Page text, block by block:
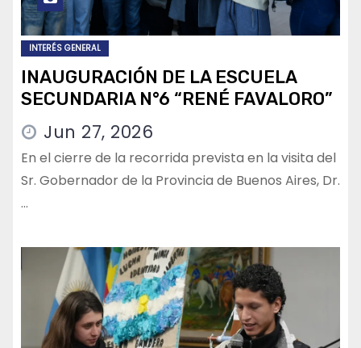
INTERÉS GENERAL
INAUGURACIÓN DE LA ESCUELA
SECUNDARIA N°6 “RENÉ FAVALORO”
Jun 27, 2026
En el cierre de la recorrida prevista en la visita del
Sr. Gobernador de la Provincia de Buenos Aires, Dr.
…